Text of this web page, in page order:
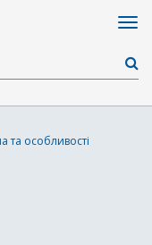
та особливості